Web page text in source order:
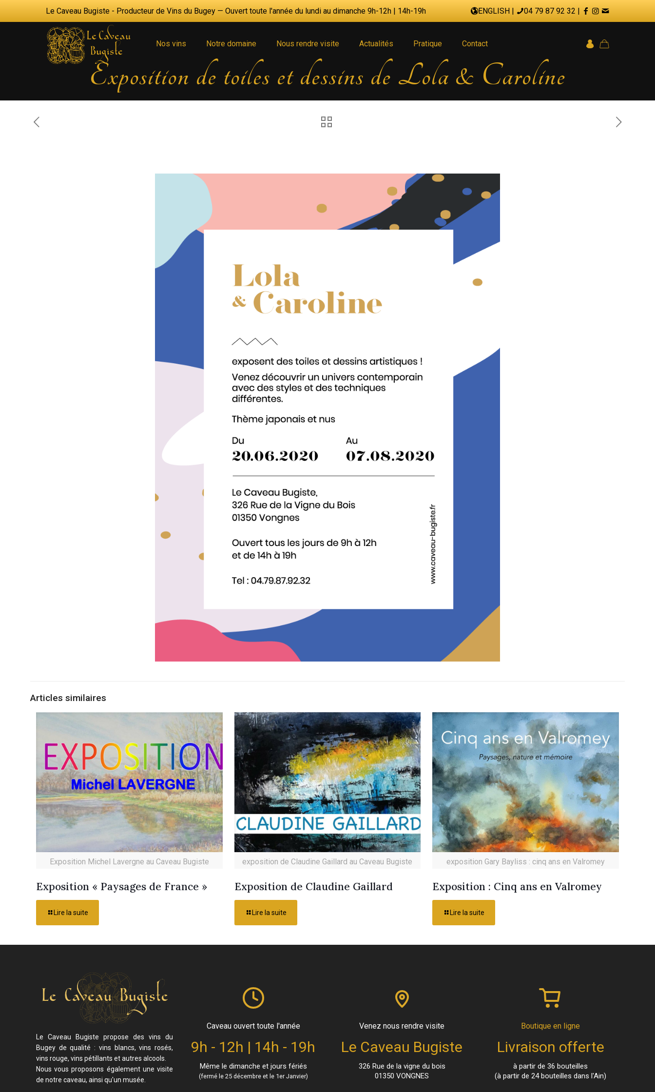
Le Caveau Bugiste - Producteur de Vins du Bugey — Ouvert toute l'année du lundi au dimanche 9h-12h | 14h-19h ENGLISH | 04 79 87 92 32 |
Nos vins Notre domaine Nous rendre visite Actualités Pratique Contact
Exposition de toiles et dessins de Lola & Caroline
Articles similaires
Exposition Michel Lavergne au Caveau Bugiste
Exposition « Paysages de France »
Lire la suite
exposition de Claudine Gaillard au Caveau Bugiste
Exposition de Claudine Gaillard
Lire la suite
exposition Gary Bayliss : cinq ans en Valromey
Exposition : Cinq ans en Valromey
Lire la suite
Le Caveau Bugiste propose des vins du
Bugey de qualité : vins blancs, vins rosés,
vins rouge, vins pétillants et autres alcools.
Nous vous proposons également une visite
de notre caveau, ainsi qu'un musée.
Caveau ouvert toute l'année
9h - 12h | 14h - 19h
Même le dimanche et jours fériés
(fermé le 25 décembre et le 1er Janvier)
Venez nous rendre visite
Le Caveau Bugiste
326 Rue de la vigne du bois
01350 VONGNES
Boutique en ligne
Livraison offerte
à partir de 36 bouteilles
(à partir de 24 bouteilles dans l'Ain)